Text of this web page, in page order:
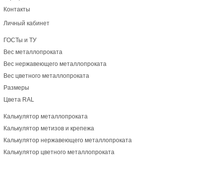
Контакты
Личный кабинет
ГОСТы и ТУ
Вес металлопроката
Вес нержавеющего металлопроката
Вес цветного металлопроката
Размеры
Цвета RAL
Калькулятор металлопроката
Калькулятор метизов и крепежа
Калькулятор нержавеющего металлопроката
Калькулятор цветного металлопроката